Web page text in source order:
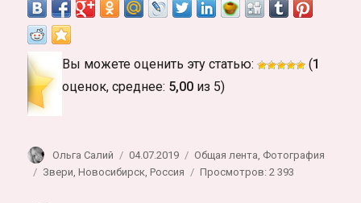
Вы можете оценить эту статью: (1
оценок, среднее: 5,00 из 5)
Автор
Ольга Салий Опубликовано
04.07.2019 Рубрики
Общая лента Фотография
Метки
Звери ,Новосибирск ,Россия Просмотров: 2 393